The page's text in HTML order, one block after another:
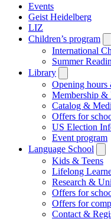
Events
Geist Heidelberg
LIZ
Children’s program
International
Summer
Library
submenu
Opening hours
Membership &
Catalog &
Offers for
US Election
Event program
Language School
Kids & Teens
Lifelong
Research &
Offers for
Offers for
Contact &